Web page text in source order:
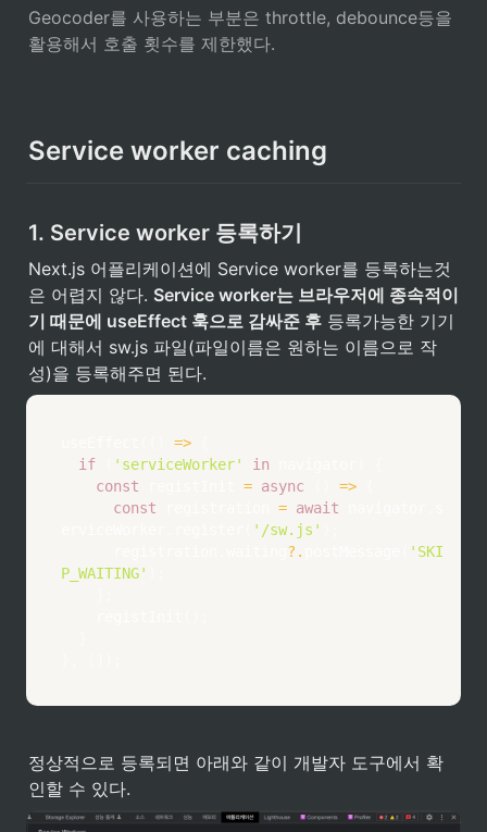
Geocoder를 사용하는 부분은 throttle, debounce등을
활용해서 호출 횟수를 제한했다.
Service worker caching
1. Service worker 등록하기
Next.js 어플리케이션에 Service worker를 등록하는것
은 어렵지 않다. Service worker는 브라우저에 종속적이
기 때문에 useEffect 훅으로 감싸준 후 등록가능한 기기
에 대해서 sw.js 파일(파일이름은 원하는 이름으로 작
성)을 등록해주면 된다.
=>
if
'serviceWorker' in
const
= async =>
const
= await
'/sw.js'
?.
'SKI
P_WAITING'
정상적으로 등록되면 아래와 같이 개발자 도구에서 확
인할 수 있다.